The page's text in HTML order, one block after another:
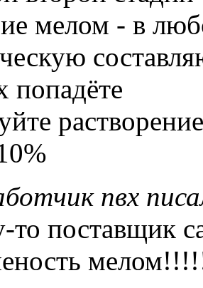
мелом - в
попадёте
пвх
то поставщик